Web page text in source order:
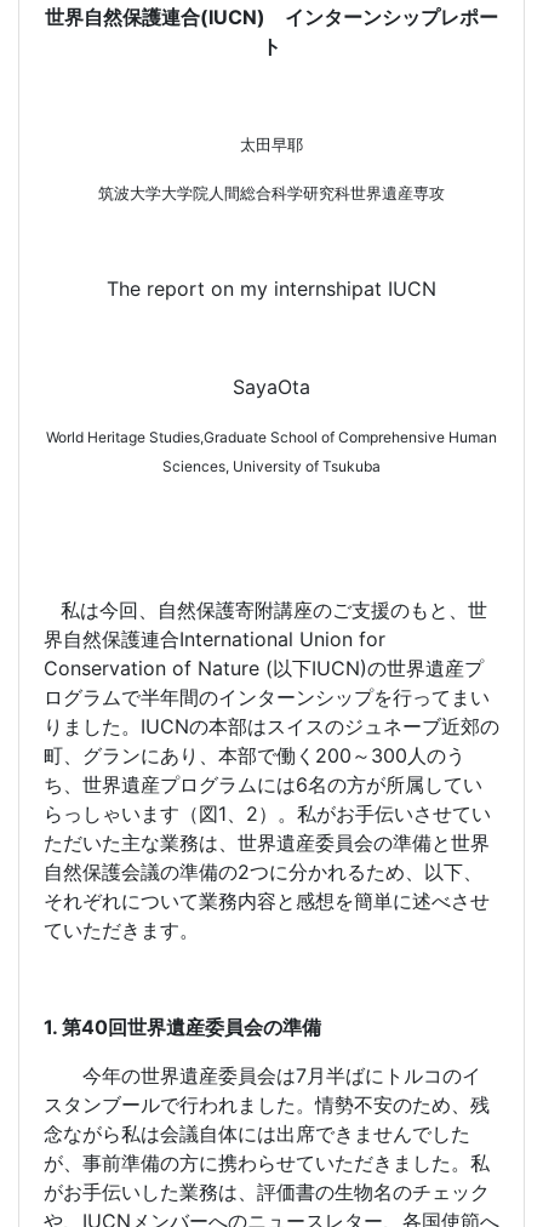
世界自然保護連合(IUCN) インターンシップレポー
ト
太田早耶
筑波大学大学院人間総合科学研究科世界遺産専攻
The report on my internshipat IUCN
SayaOta
World Heritage Studies,Graduate School of Comprehensive Human
Sciences, University of Tsukuba
私は今回、自然保護寄附講座のご支援のもと、世
界自然保護連合International Union for
Conservation of Nature (以下IUCN)の世界遺産プ
ログラムで半年間のインターンシップを行ってまい
りました。 IUCNの本部はスイスのジュネーブ近郊の
町、グランにあり、本部で働く 200 ～ 300人のう
ち、世界遺産プログラムには6名の方が所属してい
らっしゃいます（図1、 2）。私がお手伝いさせてい
ただいた主な業務は、世界遺産委員会の準備と世界
自然保護会議の準備の2つに分かれるため、以下、
それぞれについて業務内容と感想を簡単に述べさせ
ていただきます。
1. 第40回世界遺産委員会の準備
今年の世界遺産委員会は7月半ばにトルコのイ
スタンブールで行われました。情勢不安のため、残
念ながら私は会議自体には出席できませんでした
が、事前準備の方に携わらせていただきました。私
がお手伝いした業務は、評価書の生物名のチェック
や、 IUCNメンバーへのニュースレター、各国使節へ